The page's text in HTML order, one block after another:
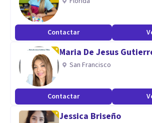
Contactar
Maria De Jesus
San Francisco
Contactar
Jessica Briseño